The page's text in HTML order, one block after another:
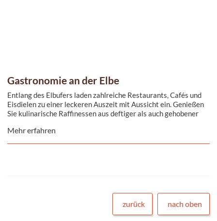
Gastronomie an der Elbe
Entlang des Elbufers laden zahlreiche Restaurants, Cafés und
Eisdielen zu einer leckeren Auszeit mit Aussicht ein. Genießen
Sie kulinarische Raffinessen aus deftiger als auch gehobener
Mehr erfahren
zurück nach oben